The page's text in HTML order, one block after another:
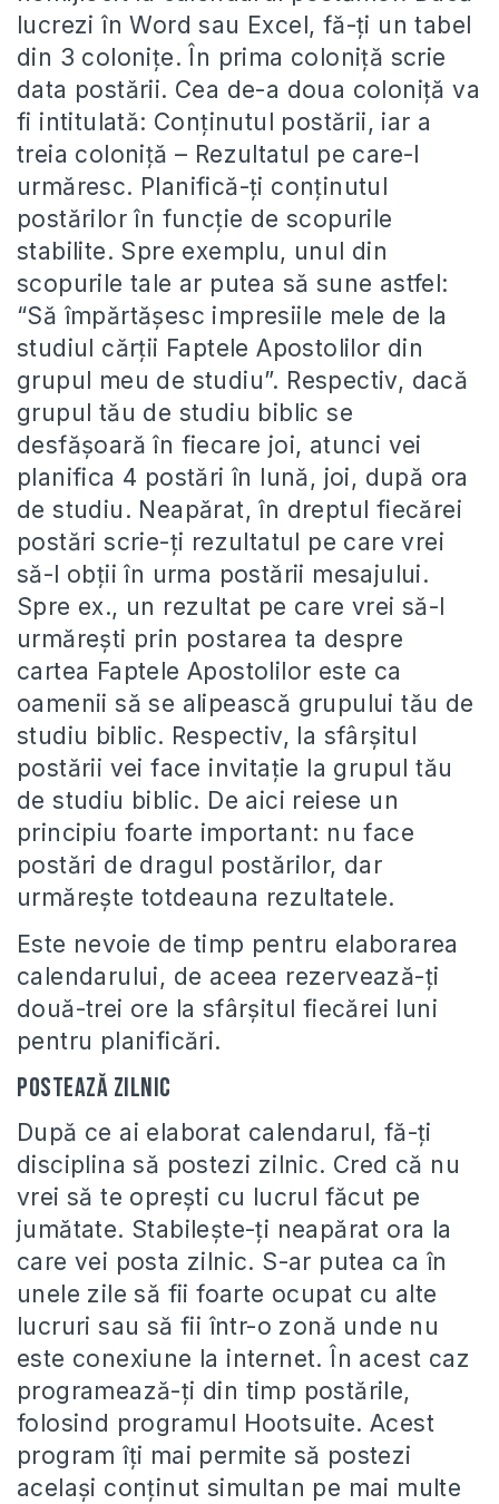
lucrezi în Word sau Excel, fă-ți un tabel
din 3 colonițe. În prima coloniță scrie
data postării. Cea de-a doua coloniță va
fi intitulată: Conținutul postării, iar a
treia coloniță – Rezultatul pe care-l
urmăresc. Planifică-ți conținutul
postărilor în funcție de scopurile
stabilite. Spre exemplu, unul din
scopurile tale ar putea să sune astfel:
“Să împărtășesc impresiile mele de la
studiul cărții Faptele Apostolilor din
grupul meu de studiu”. Respectiv, dacă
grupul tău de studiu biblic se
desfășoară în fiecare joi, atunci vei
planifica 4 postări în lună, joi, după ora
de studiu. Neapărat, în dreptul fiecărei
postări scrie-ți rezultatul pe care vrei
să-l obții în urma postării mesajului.
Spre ex., un rezultat pe care vrei să-l
urmărești prin postarea ta despre
cartea Faptele Apostolilor este ca
oamenii să se alipească grupului tău de
studiu biblic. Respectiv, la sfârșitul
postării vei face invitație la grupul tău
de studiu biblic. De aici reiese un
principiu foarte important: nu face
postări de dragul postărilor, dar
urmărește totdeauna rezultatele.
Este nevoie de timp pentru elaborarea
calendarului, de aceea rezervează-ți
două-trei ore la sfârșitul fiecărei luni
pentru planificări.
Postează zilnic
După ce ai elaborat calendarul, fă-ți
disciplina să postezi zilnic. Cred că nu
vrei să te oprești cu lucrul făcut pe
jumătate. Stabilește-ți neapărat ora la
care vei posta zilnic. S-ar putea ca în
unele zile să fii foarte ocupat cu alte
lucruri sau să fii într-o zonă unde nu
este conexiune la internet. În acest caz
programează-ți din timp postările,
folosind programul Hootsuite. Acest
program îți mai permite să postezi
același conținut simultan pe mai multe